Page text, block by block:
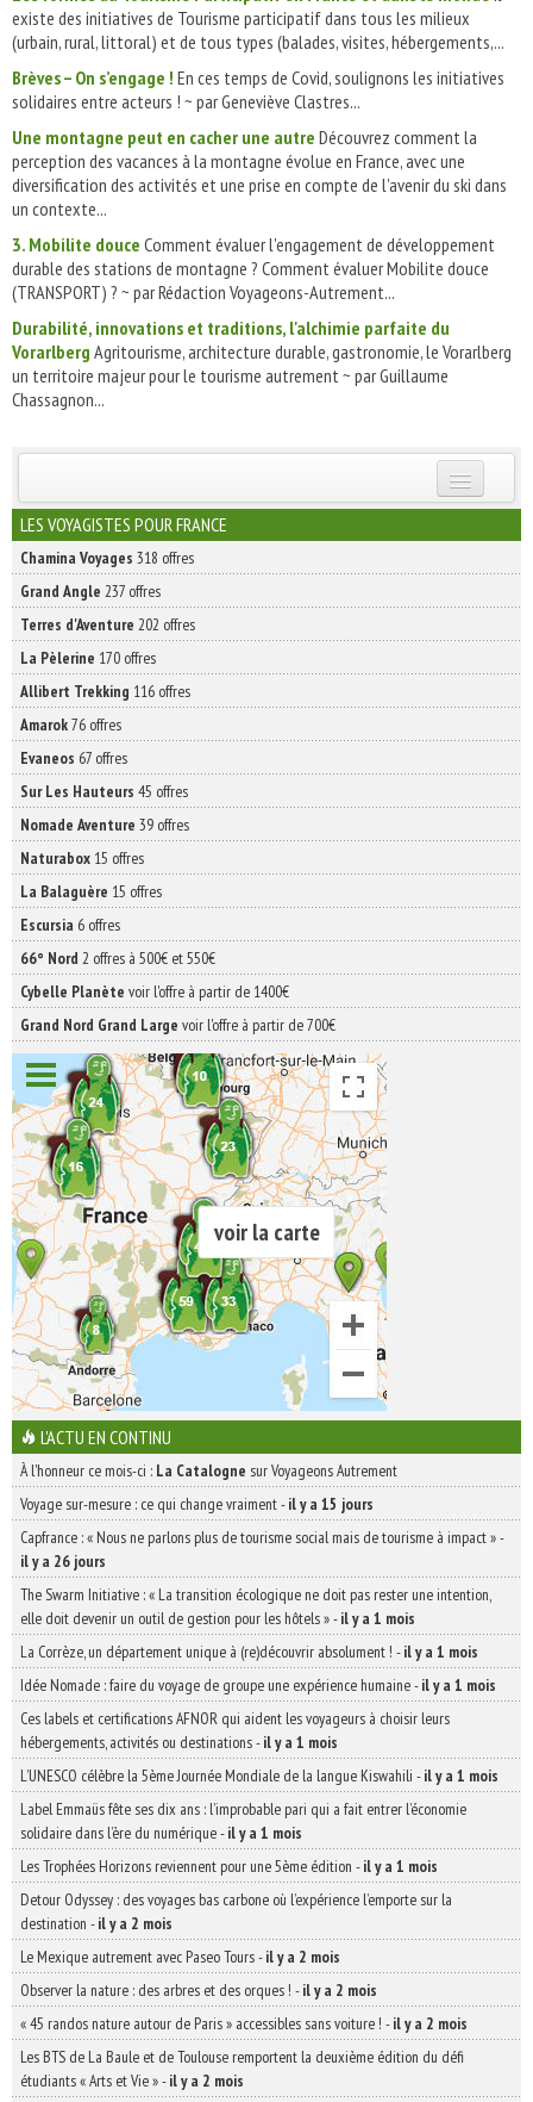
existe des initiatives de Tourisme participatif dans tous les milieux
(urbain, rural, littoral) et de tous types (balades, visites, hébergements,...
Brèves – On s’engage ! En ces temps de Covid, soulignons les initiatives
solidaires entre acteurs ! ~ par Geneviève Clastres...
Une montagne peut en cacher une autre Découvrez comment la
perception des vacances à la montagne évolue en France, avec une
diversification des activités et une prise en compte de l'avenir du ski dans
un contexte...
3. Mobilite douce Comment évaluer l'engagement de développement
durable des stations de montagne ? Comment évaluer Mobilite douce
(TRANSPORT) ? ~ par Rédaction Voyageons-Autrement...
Durabilité, innovations et traditions, l'alchimie parfaite du
Vorarlberg Agritourisme, architecture durable, gastronomie, le Vorarlberg
un territoire majeur pour le tourisme autrement ~ par Guillaume
Chassagnon...
INSCRIVEZ-VOUS | ABONNEZ-VOUS
LES VOYAGISTES POUR FRANCE
Chamina Voyages 318 offres
Grand Angle 237 offres
Terres d'Aventure 202 offres
La Pèlerine 170 offres
Allibert Trekking 116 offres
Amarok76 offres
Evaneos 67 offres
Sur Les Hauteurs 45 offres
Nomade Aventure 39 offres
Naturabox 15 offres
La Balaguère 15 offres
Escursia 6 offres
66° Nord 2 offres à 500€ et 550€
Cybelle Planète voir l'offre à partir de 1400€
Grand Nord Grand Large voir l'offre à partir de 700€
voir la carte
L'ACTU EN CONTINU
À l'honneur ce mois-ci : La Catalogne sur Voyageons Autrement
Voyage sur-mesure : ce qui change vraiment-il y a 15 jours
Capfrance : « Nous ne parlons plus de tourisme social mais de tourisme à impact »-
il y a 26 jours
The Swarm Initiative : « La transition écologique ne doit pas rester une intention,
elle doit devenir un outil de gestion pour les hôtels »-il y a 1 mois
La Corrèze, un département unique à (re)découvrir absolument ! -il y a 1 mois
Idée Nomade : faire du voyage de groupe une expérience humaine-il y a 1 mois
Ces labels et certifications AFNOR qui aident les voyageurs à choisir leurs
hébergements, activités ou destinations-il y a 1 mois
L’UNESCO célèbre la 5ème Journée Mondiale de la langue Kiswahili -il y a 1 mois
Label Emmaüs fête ses dix ans : l’improbable pari qui a fait entrer l’économie
solidaire dans l’ère du numérique-il y a 1 mois
Les Trophées Horizons reviennent pour une 5ème édition -il y a 1 mois
Detour Odyssey : des voyages bas carbone où l’expérience l’emporte sur la
destination -il y a 2 mois
Le Mexique autrement avec Paseo Tours-il y a 2 mois
Observer la nature : des arbres et des orques ! -il y a 2 mois
« 45 randos nature autour de Paris » accessibles sans voiture ! -il y a 2 mois
Les BTS de La Baule et de Toulouse remportent la deuxième édition du défi
étudiants « Arts et Vie »-il y a 2 mois